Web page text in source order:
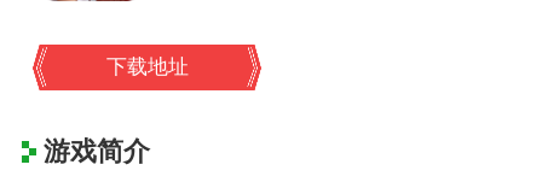
下载地址
游戏简介